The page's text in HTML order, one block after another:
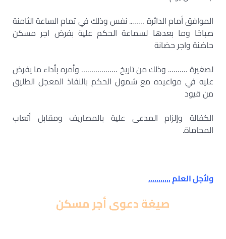
الموافق أمام الدائرة …….. نفس وذلك في تمام الساعة الثامنة
صباحًا وما بعدها لسماعة الحكم علية بفرض اجر مسكن
حاضنة واجر حضانة
لصغيرة ………. وذلك من تاريخ ……………… وأمره بأداء ما يفرض
عليه في مواعيده مع شمول الحكم بالنفاذ المعجل الطليق
من قيود
الكفالة وإلزام المدعى علية بالمصاريف ومقابل أتعاب
المحاماة.
ولأجل العلم ,,,,,,,,,,,
صيغة دعوى أجر مسكن